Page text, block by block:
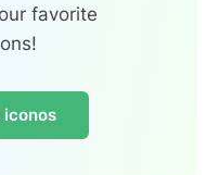
favorite
iconos